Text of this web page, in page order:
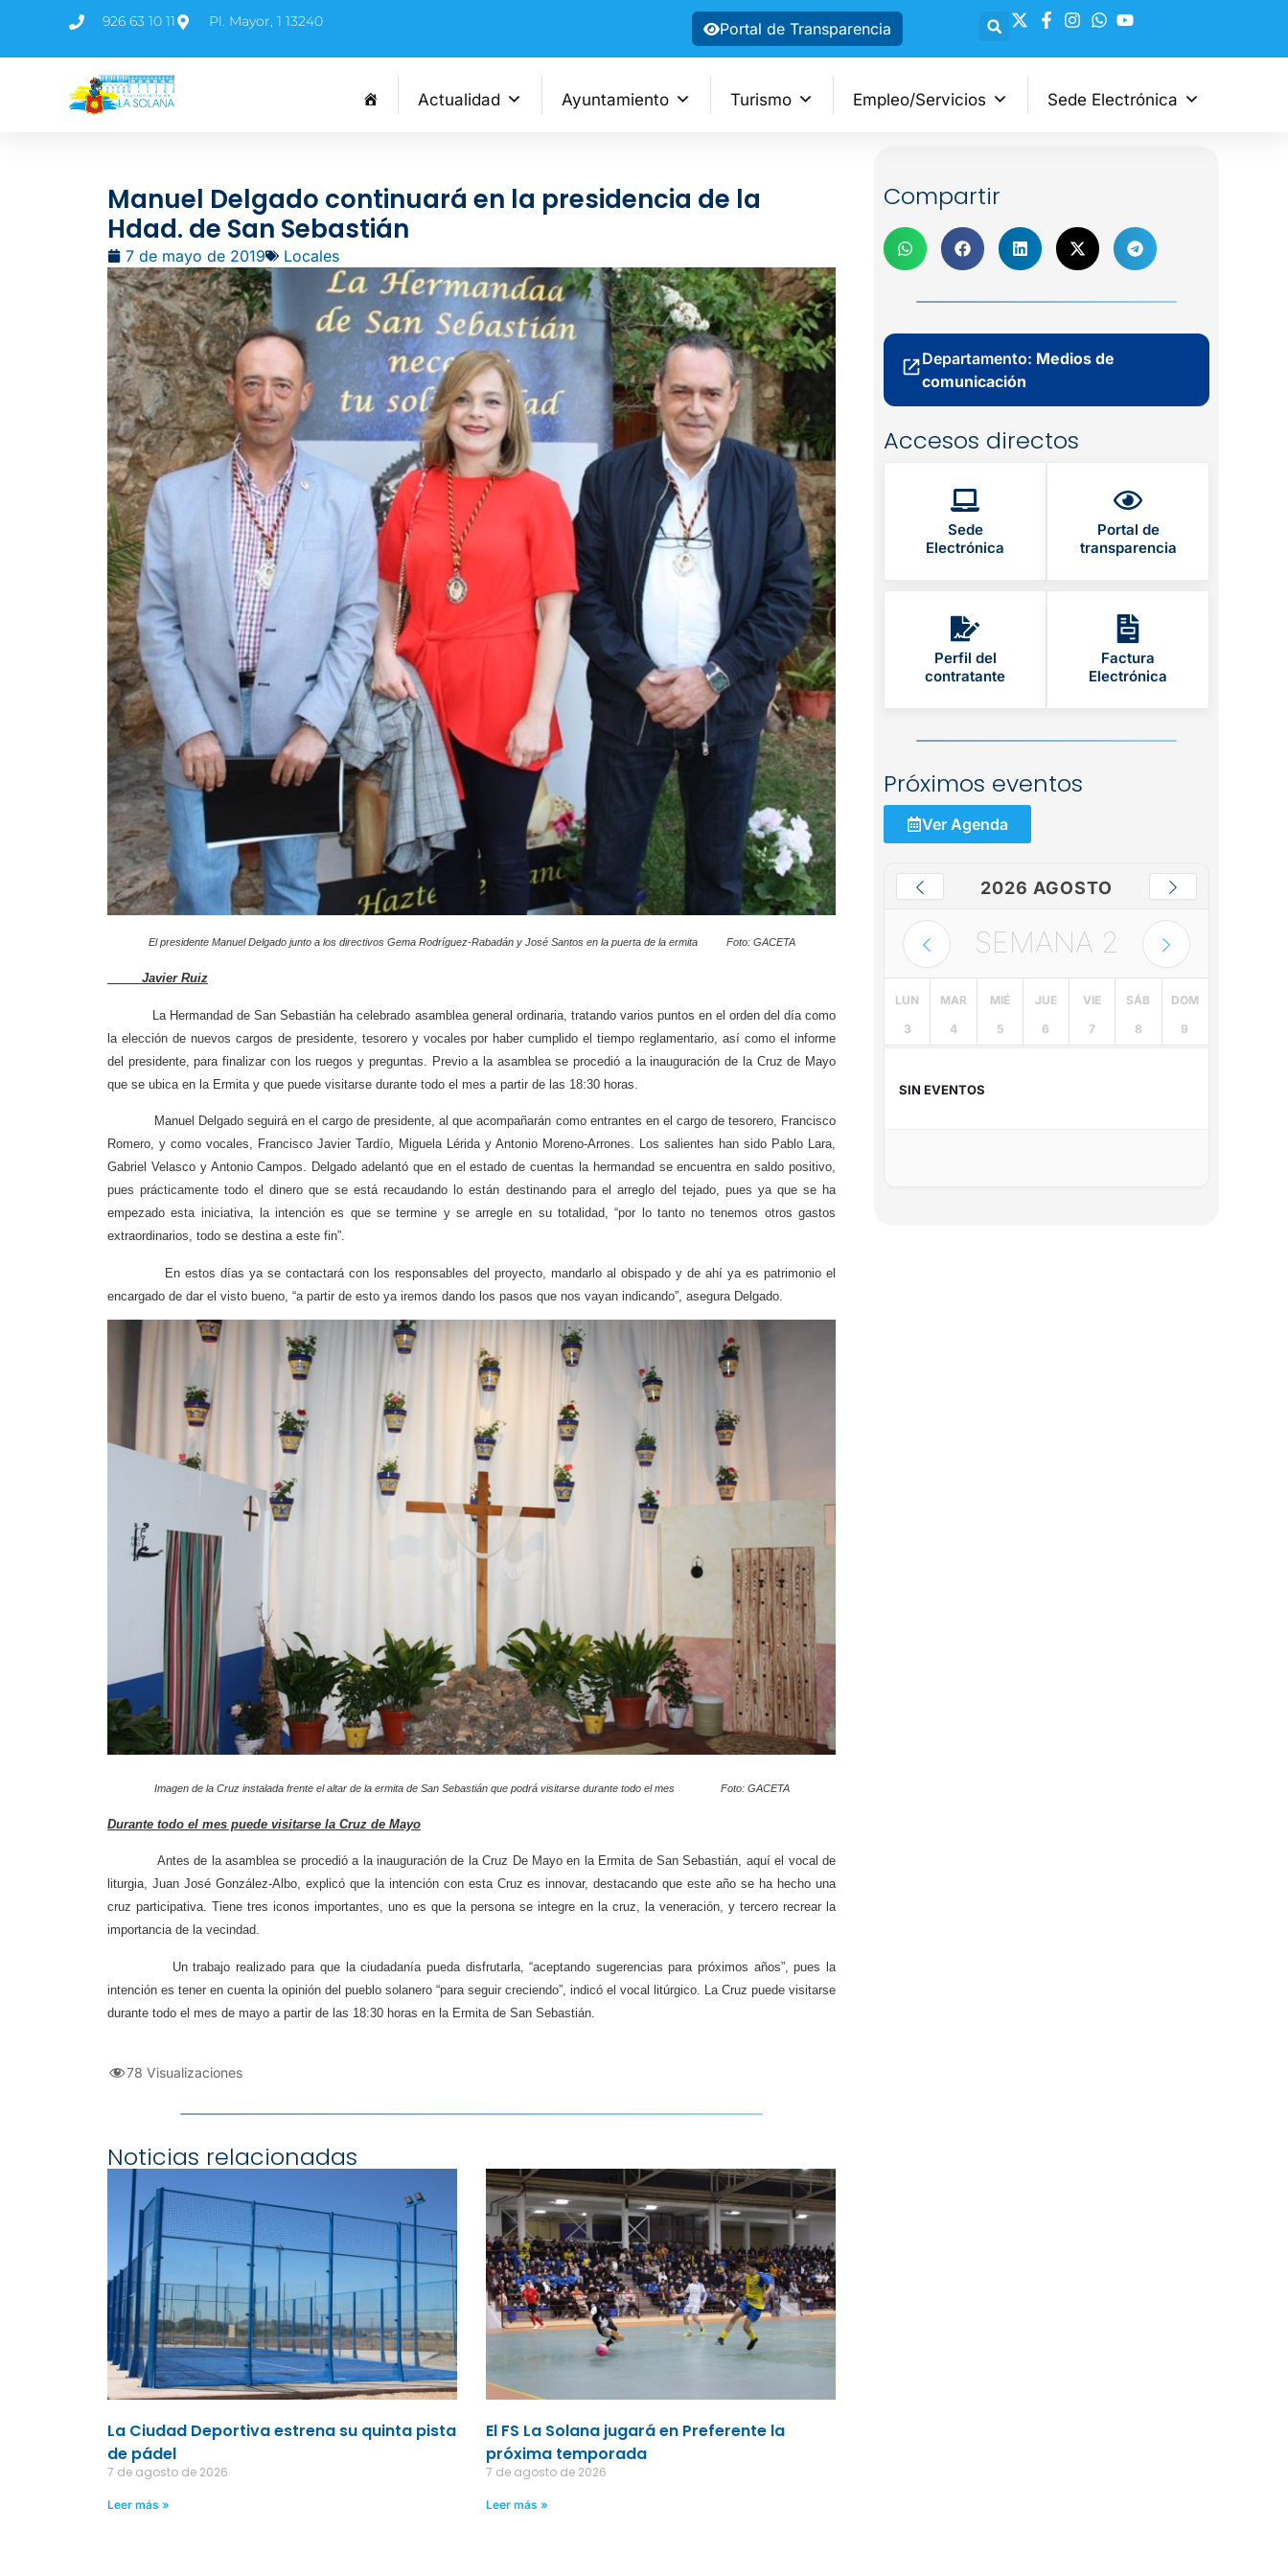
926 63 10 11 Pl. Mayor, 1 13240 Portal de Transparencia
Actualidad Ayuntamiento Turismo Empleo/Servicios Sede Electrónica
Manuel Delgado continuará en la presidencia de la
Hdad. de San Sebastián
7 de mayo de 2019 Locales
El presidente Manuel Delgado junto a los directivos Gema Rodríguez-Rabadán y José Santos en la puerta de la ermita Foto: GACETA
Javier Ruiz
La Hermandad de San Sebastián ha celebrado asamblea general ordinaria, tratando varios puntos en el orden del día como
la elección de nuevos cargos de presidente, tesorero y vocales por haber cumplido el tiempo reglamentario, así como el informe
del presidente, para finalizar con los ruegos y preguntas. Previo a la asamblea se procedió a la inauguración de la Cruz de Mayo
que se ubica en la Ermita y que puede visitarse durante todo el mes a partir de las 18:30 horas.
Manuel Delgado seguirá en el cargo de presidente, al que acompañarán como entrantes en el cargo de tesorero, Francisco
Romero, y como vocales, Francisco Javier Tardío, Miguela Lérida y Antonio Moreno-Arrones. Los salientes han sido Pablo Lara,
Gabriel Velasco y Antonio Campos. Delgado adelantó que en el estado de cuentas la hermandad se encuentra en saldo positivo,
pues prácticamente todo el dinero que se está recaudando lo están destinando para el arreglo del tejado, pues ya que se ha
empezado esta iniciativa, la intención es que se termine y se arregle en su totalidad, “por lo tanto no tenemos otros gastos
extraordinarios, todo se destina a este fin”.
En estos días ya se contactará con los responsables del proyecto, mandarlo al obispado y de ahí ya es patrimonio el
encargado de dar el visto bueno, “a partir de esto ya iremos dando los pasos que nos vayan indicando”, asegura Delgado.
Imagen de la Cruz instalada frente el altar de la ermita de San Sebastián que podrá visitarse durante todo el mes Foto: GACETA
Durante todo el mes puede visitarse la Cruz de Mayo
Antes de la asamblea se procedió a la inauguración de la Cruz De Mayo en la Ermita de San Sebastián, aquí el vocal de
liturgia, Juan José González-Albo, explicó que la intención con esta Cruz es innovar, destacando que este año se ha hecho una
cruz participativa. Tiene tres iconos importantes, uno es que la persona se integre en la cruz, la veneración, y tercero recrear la
importancia de la vecindad.
Un trabajo realizado para que la ciudadanía pueda disfrutarla, “aceptando sugerencias para próximos años”, pues la
intención es tener en cuenta la opinión del pueblo solanero “para seguir creciendo”, indicó el vocal litúrgico. La Cruz puede visitarse
durante todo el mes de mayo a partir de las 18:30 horas en la Ermita de San Sebastián.
78 Visualizaciones
Noticias relacionadas
La Ciudad Deportiva estrena su quinta pista
de pádel
7 de agosto de 2026
Leer más »
El FS La Solana jugará en Preferente la
próxima temporada
7 de agosto de 2026
Leer más »
Compartir
Departamento: Medios de
comunicación
Accesos directos
Sede
Electrónica
Portal de
transparencia
Perfil del
contratante
Factura
Electrónica
Próximos eventos
Ver Agenda
2026 AGOSTO
SEMANA 2
LUN
3
MAR
4
MIÉ
5
JUE
6
VIE
7
SÁB
8
DOM
9
SIN EVENTOS